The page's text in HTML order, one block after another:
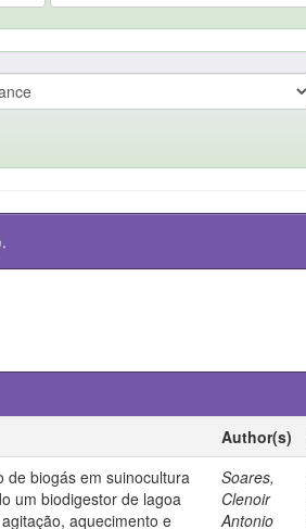
Author(s)
de biogás em suinocultura
um biodigestor de lagoa
aquecimento e
Soares,
Clenoir
Antonio